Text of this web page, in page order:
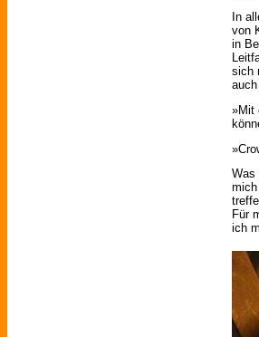
In
von
in
sich
»Mit
Was
Für
ich